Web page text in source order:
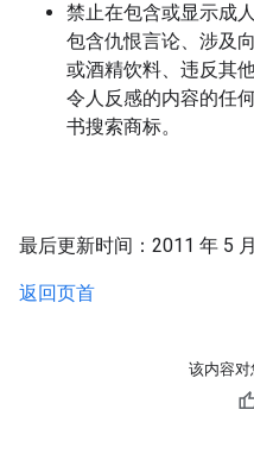
禁止在包含或显示成
包含仇恨言论、涉及
或酒精饮料、违反其
令人反感的内容的任
书搜索商标。
最后更新时间：2011 年 5
返回页首
该内容对